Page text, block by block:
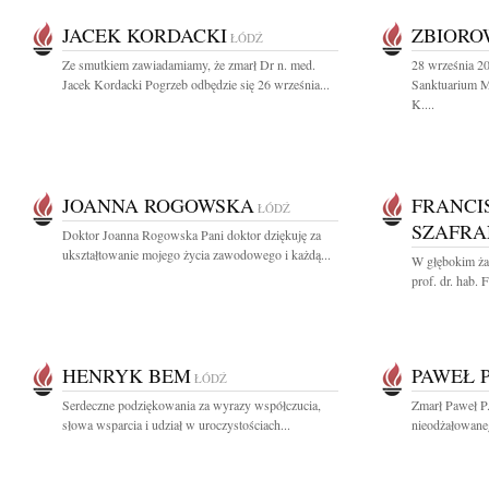
JACEK KORDACKI ŁÓDŹ
Ze smutkiem zawiadamiamy, że zmarł Dr n. med.
Jacek Kordacki Pogrzeb odbędzie się 26 września...
28 września
Sanktuarium
K....
JOANNA ROGOWSKA ŁÓDŹ
Doktor Joanna Rogowska Pani doktor dziękuję za
ukształtowanie mojego życia zawodowego i każdą...
W głębokim
prof. dr. hab.
HENRYK BEM ŁÓDŹ
Serdeczne podziękowania za wyrazy współczucia,
słowa wsparcia i udział w uroczystościach...
PAWEŁ
Zmarł Paweł